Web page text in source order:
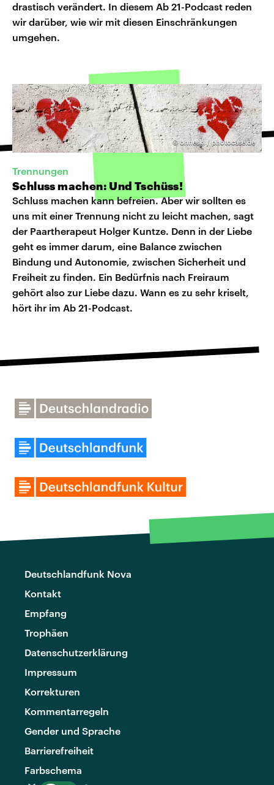
drastisch verändert. In diesem Ab 21-Podcast reden
wir darüber, wie wir mit diesen Einschränkungen
umgehen.
©ohneski / photocase.de
Trennungen
Schluss machen: Und Tschüss!
Schluss machen kann befreien. Aber wir sollten es
uns mit einer Trennung nicht zu leicht machen, sagt
der Paartherapeut Holger Kuntze. Denn in der Liebe
geht es immer darum, eine Balance zwischen
Bindung und Autonomie, zwischen Sicherheit und
Freiheit zu finden. Ein Bedürfnis nach Freiraum
gehört also zur Liebe dazu. Wann es zu sehr kriselt,
hört ihr im Ab 21-Podcast.
Deutschlandfunk Nova
Kontakt
Empfang
Trophäen
Datenschutzerklärung
Impressum
Korrekturen
Kommentarregeln
Gender und Sprache
Barrierefreiheit
Farbschema